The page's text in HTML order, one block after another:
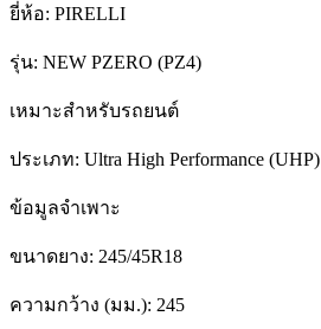
ยี่ห้อ: PIRELLI
รุ่น: NEW PZERO (PZ4)
เหมาะสำหรับรถยนต์
ประเภท: Ultra High Performance (UHP)
ข้อมูลจำเพาะ
ขนาดยาง: 245/45R18
ความกว้าง (มม.): 245